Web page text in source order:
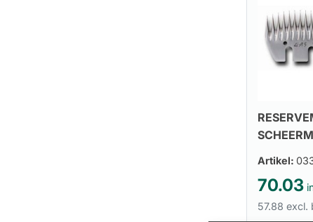
Artikel:
70.03
57.88 excl.